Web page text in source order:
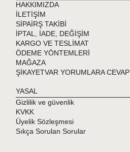
HAKKIMIZDA
İLETİŞİM
SİPAİRŞ TAKİBİ
İPTAL, İADE, DEĞİŞİM
KARGO VE TESLİMAT
ÖDEME YÖNTEMLERİ
MAĞAZA
ŞİKAYETVAR YORUMLARA CEVAP
YASAL
Gizlilik ve güvenlik
KVKK
Üyelik Sözleşmesi
Sıkça Sorulan Sorular